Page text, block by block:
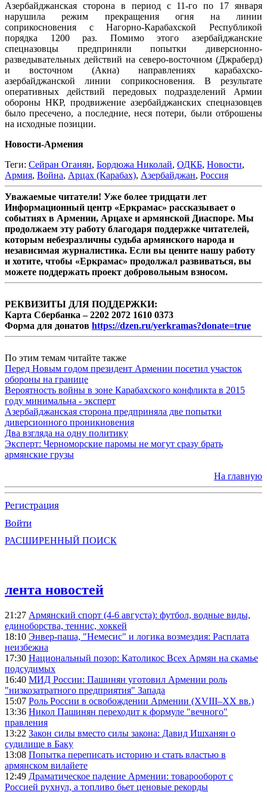
Азербайджанская сторона в период с 11-го по 17 января
нарушила режим прекращения огня на линии
соприкосновения с Нагорно-Карабахской Республикой
порядка 1200 раз. Помимо этого азербайджанские
спецназовцы предприняли попытки диверсионно-
разведывательных действий на северо-восточном (Джраберд)
и восточном (Акна) направлениях карабахско-
азербайджанской линии соприкосновения. В результате
оперативных действий передовых подразделений Армии
обороны НКР, продвижение азербайджанских спецназовцев
было пресечено, а последние, неся потери, были отброшены
на исходные позиции.
Новости-Армения
Теги: Сейран Оганян, Бордюжа Николай, ОДКБ, Новости,
Армия, Война, Арцах (Карабах), Азербайджан, Россия
Уважаемые читатели! Уже более тридцати лет
Информационный центр «Еркрамас» рассказывает о
событиях в Армении, Арцахе и армянской Диаспоре. Мы
продолжаем эту работу благодаря поддержке читателей,
которым небезразличны судьба армянского народа и
независимая журналистика. Если вы цените нашу работу
и хотите, чтобы «Еркрамас» продолжал развиваться, вы
можете поддержать проект добровольным взносом.
РЕКВИЗИТЫ ДЛЯ ПОДДЕРЖКИ:
Карта Сбербанка – 2202 2072 1610 0373
Форма для донатов https://dzen.ru/yerkramas?donate=true
По этим темам читайте также
Перед Новым годом президент Армении посетил участок
обороны на границе
Вероятность войны в зоне Карабахского конфликта в 2015
году минимальна - эксперт
Азербайджанская сторона предприняла две попытки
диверсионного проникновения
Два взгляда на одну политику
Эксперт: Черноморские паромы не могут сразу брать
армянские грузы
На главную
Регистрация
Войти
РАСШИРЕННЫЙ ПОИСК
лента новостей
21:27 Армянский спорт (4-6 августа): футбол, водные виды,
единоборства, теннис, хоккей
18:10 Энвер-паша, "Немесис" и логика возмездия: Расплата
неизбежна
17:30 Национальный позор: Католикос Всех Армян на скамье
подсудимых
16:40 МИД России: Пашинян уготовил Армении роль
"низкозатратного предприятия" Запада
15:07 Роль России в освобождении Армении (XVIII–XX вв.)
13:36 Никол Пашинян переходит к формуле "вечного"
правления
13:22 Закон силы вместо силы закона: Давид Ишханян о
судилище в Баку
13:08 Попытка переписать историю и стать властью в
армянском вилайете
12:49 Драматическое падение Армении: товарооборот с
Россией рухнул, а топливо бьет ценовые рекорды